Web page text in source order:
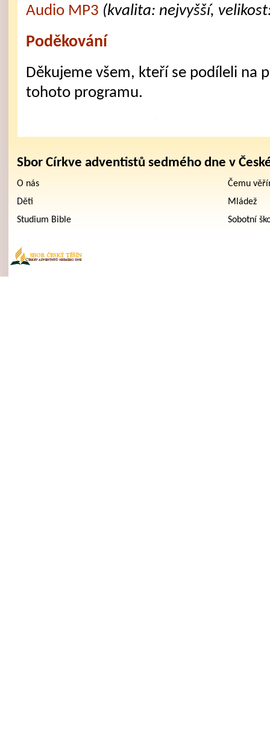
Audio MP3 (kvalita: nejvyšší,
Poděkování
Děkujeme všem, kteří se podíleli na
tohoto programu.
Sbor Církve adventistů sedmého dne v
O nás
Čemu
Děti
Mládež
Studium Bible
Sobotní